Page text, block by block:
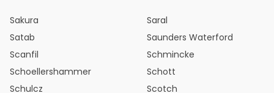
Sakura
Saral
Satab
Saunders Waterford
Scanfil
Schmincke
Schoellershammer
Schott
Schulcz
Scotch